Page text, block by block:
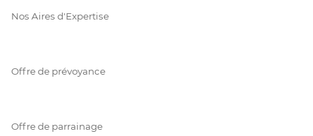
Nos Aires d'Expertise
Offre de prévoyance
Offre de parrainage